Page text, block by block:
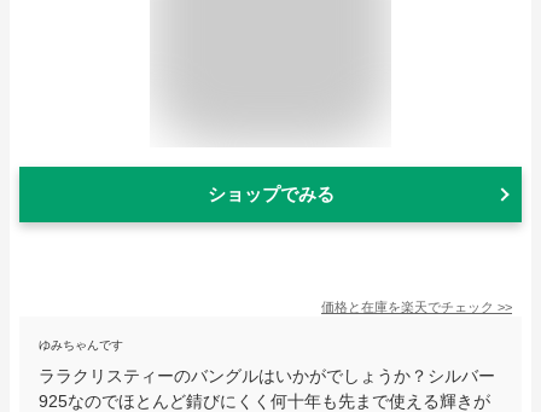
ショップでみる
価格と在庫を楽天でチェック >>
ゆみちゃんです
ララクリスティーのバングルはいかがでしょうか？シルバー
925なのでほとんど錆びにくく何十年も先まで使える輝きが